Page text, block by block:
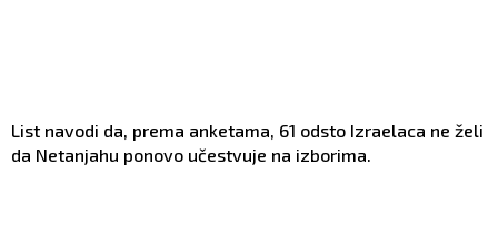
List navodi da, prema anketama, 61 odsto Izraelaca ne želi
da Netanjahu ponovo učestvuje na izborima.